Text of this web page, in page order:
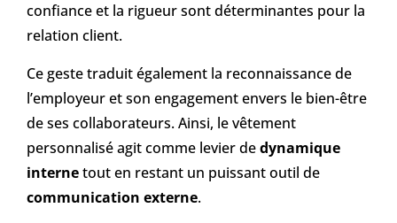
confiance et la rigueur sont déterminantes pour la
relation client.
Ce geste traduit également la reconnaissance de
l’employeur et son engagement envers le bien-être
de ses collaborateurs. Ainsi, le vêtement
personnalisé agit comme levier dedynamique
internetout en restant un puissant outil de
communication externe.